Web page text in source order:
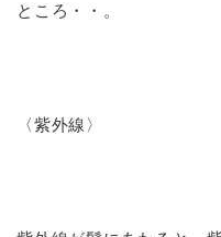
ところ・・。
〈紫外線〉